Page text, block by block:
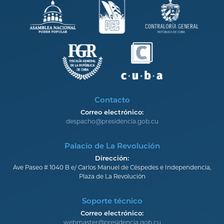
Contacto
Correo electrónico:
despacho@presidencia.gob.cu
Palacio de La Revolución
Dirección:
Ave Paseo # 1040 B e/ Carlos Manuel de Céspedes e Independencia,
Plaza de La Revolución
Soporte técnico
Correo electrónico:
webmaster@presidencia.gob.cu